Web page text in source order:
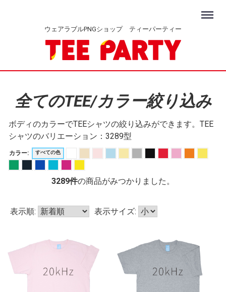
ウェアラブルPNGショップ ティーパーティー
Menu
全てのTEE/カラー絞り込み
ボディのカラーでTEEシャツの絞り込みができます。TEE
シャツのバリエーション：3289型
カラー: すべての色
3289件の商品がみつかりました。
表示順: 表示サイズ: